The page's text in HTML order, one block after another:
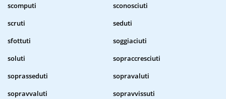
scomputi
sconosciuti
scruti
seduti
sfottuti
soggiaciuti
soluti
sopraccresciuti
soprasseduti
sopravaluti
sopravvaluti
sopravvissuti